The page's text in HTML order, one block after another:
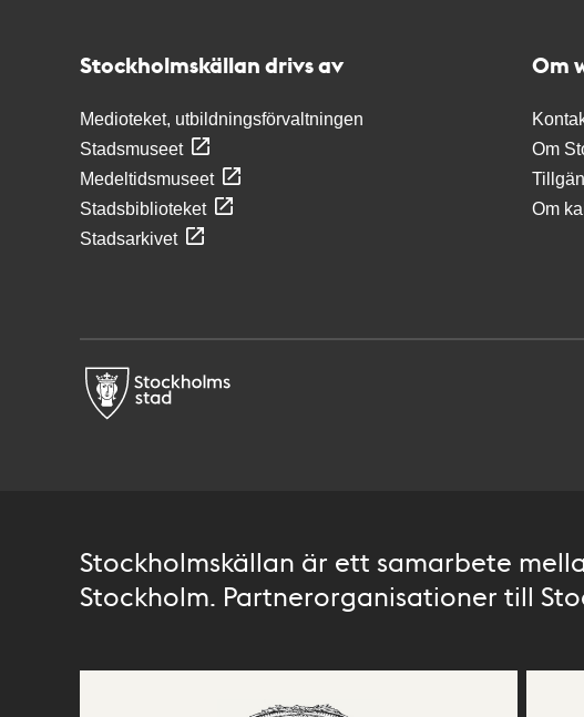
Stockholmskällan drivs av
Medioteket, utbildningsförvaltningen
Stadsmuseet
Medeltidsmuseet
Stadsbiblioteket
Stadsarkivet
Om
Om
Om
Stockholmskällan är ett samarbete
Stockholm. Partnerorganisationer till